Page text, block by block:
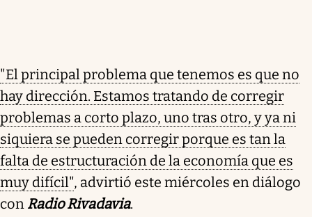
"El principal problema que tenemos es que no
hay dirección. Estamos tratando de corregir
problemas a corto plazo, uno tras otro, y ya ni
siquiera se pueden corregir porque es tan la
falta de estructuración de la economía que es
muy difícil", advirtió este miércoles en diálogo
con Radio Rivadavia.